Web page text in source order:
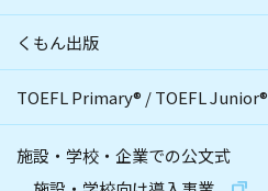
くもん出版
TOEFL Primary® /TOEFL Junior®
施設・学校・企業での公文式